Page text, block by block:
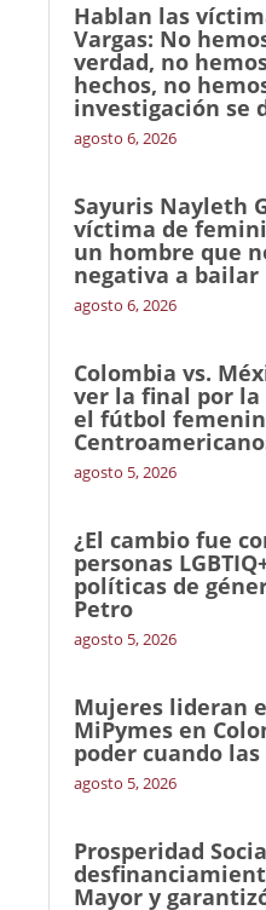
Hablan las
Vargas: No
verdad, no
hechos, no
investigación se
agosto 6, 2026
Sayuris Nayleth
víctima de
un hombre que
negativa a bailar
agosto 6, 2026
Colombia vs.
ver la final por la
el fútbol
agosto 5, 2026
¿El cambio fue
personas
políticas de
Petro
agosto 5, 2026
Mujeres lideran
MiPymes en
poder cuando
agosto 5, 2026
Prosperidad
Mayor y